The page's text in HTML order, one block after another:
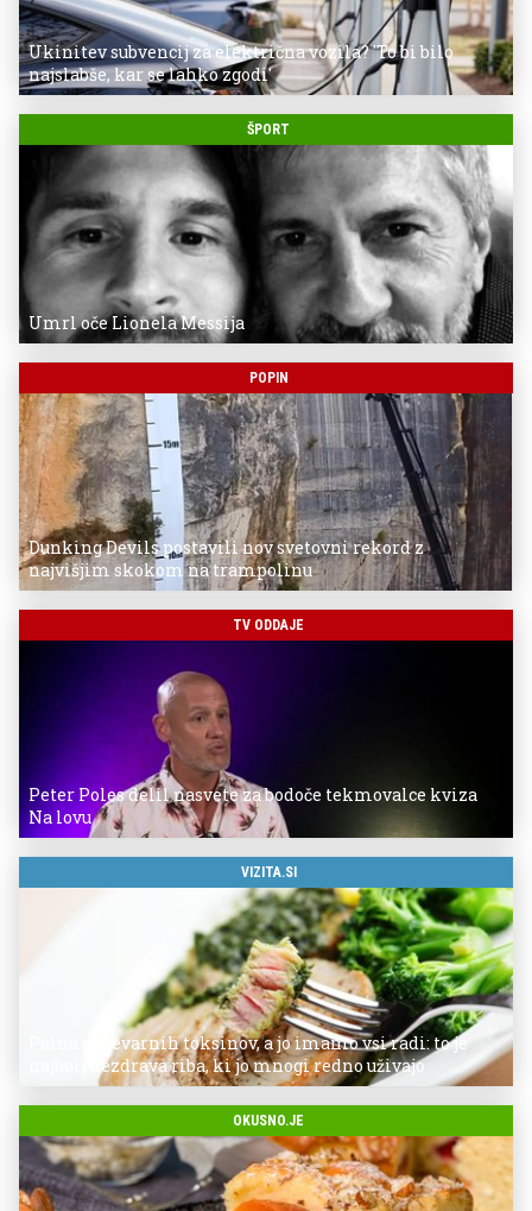
Ukinitev subvencij za električna vozila? 'To bi bilo
najslabše, kar se lahko zgodi'
ŠPORT
Umrl oče Lionela Messija
POPIN
Dunking Devils postavili nov svetovni rekord z
najvišjim skokom na trampolinu
TV ODDAJE
Peter Poles delil nasvete za bodoče tekmovalce kviza
Na lovu
VIZITA.SI
Polna je nevarnih toksinov, a jo imamo vsi radi: to je
najbolj nezdrava riba, ki jo mnogi redno uživajo
OKUSNO.JE